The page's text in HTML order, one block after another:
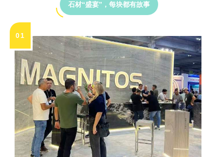
石材“盛宴”，每块都有故事
01